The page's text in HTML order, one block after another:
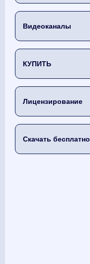
Видеоканалы
КУПИТЬ
Лицензирование
Скачать бесплатно